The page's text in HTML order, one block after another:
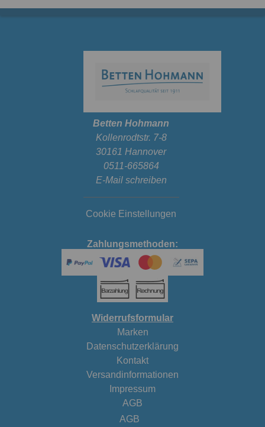
Betten Hohmann
Kollenrodtstr. 7-8
30161 Hannover
0511-665864
E-Mail schreiben
Cookie Einstellungen
Zahlungsmethoden:
Widerrufsformular
Marken
Datenschutzerklärung
Kontakt
Versandinformationen
Impressum
AGB
AGB